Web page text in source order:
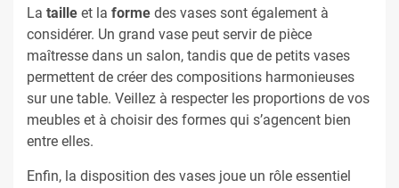
La taille et la forme des vases sont également à
considérer. Un grand vase peut servir de pièce
maîtresse dans un salon, tandis que de petits vases
permettent de créer des compositions harmonieuses
sur une table. Veillez à respecter les proportions de vos
meubles et à choisir des formes qui s’agencent bien
entre elles.
Enfin, la disposition des vases joue un rôle essentiel